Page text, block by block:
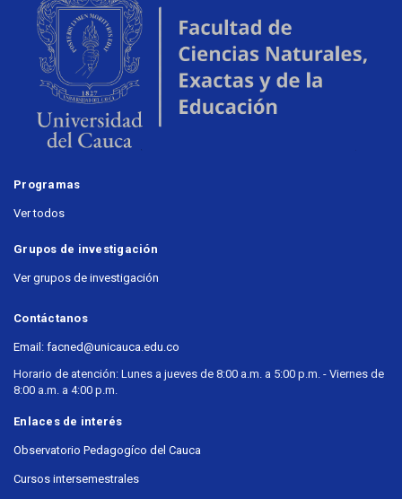
Programas
Ver todos
Grupos de investigación
Ver grupos de investigación
Contáctanos
Email: facned@unicauca.edu.co
Horario de atención: Lunes a jueves de 8:00 a.m. a 5:00 p.m. - Viernes de
8:00 a.m. a 4:00 p.m.
Enlaces de interés
Observatorio Pedagogíco del Cauca
Cursos intersemestrales